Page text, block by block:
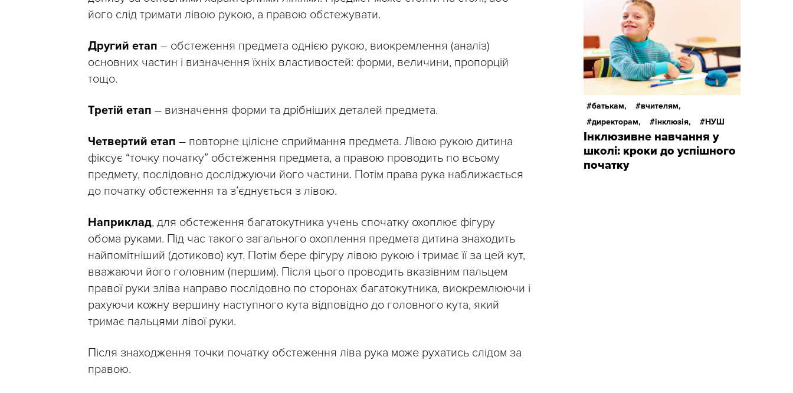
його слід тримати лівою рукою, а правою обстежувати.
Другий етап – обстеження предмета однією рукою, виокремлення (аналіз)
основних частин і визначення їхніх властивостей: форми, величини, пропорцій
тощо.
Третій етап – визначення форми та дрібніших деталей предмета.
Четвертий етап – повторне цілісне сприймання предмета. Лівою рукою дитина
фіксує “точку початку” обстеження предмета, а правою проводить по всьому
предмету, послідовно досліджуючи його частини. Потім права рука наближається
до початку обстеження та з’єднується з лівою.
Наприклад, для обстеження багатокутника учень спочатку охоплює фігуру
обома руками. Під час такого загального охоплення предмета дитина знаходить
найпомітніший (дотиково) кут. Потім бере фігуру лівою рукою і тримає її за цей кут,
вважаючи його головним (першим). Після цього проводить вказівним пальцем
правої руки зліва направо послідовно по сторонах багатокутника, виокремлюючи і
рахуючи кожну вершину наступного кута відповідно до головного кута, який
тримає пальцями лівої руки.
Після знаходження точки початку обстеження ліва рука може рухатись слідом за
правою.
батькам,
вчителям,
директорам,
інклюзія, НУШ
Інклюзивне навчання у
школі: кроки до успішного
початку